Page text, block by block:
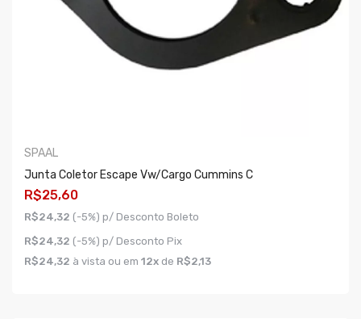
SPAAL
Junta Coletor Escape Vw/cargo Cummins C
R$25,60
R$24,32 (-5%) p/ Desconto Boleto
R$24,32 (-5%) p/ Desconto Pix
R$24,32 à vista ou em 12x de R$2,13